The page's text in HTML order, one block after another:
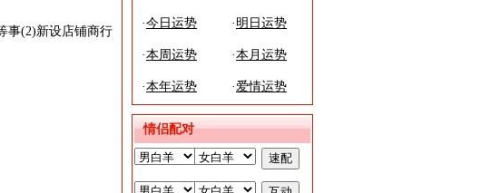
·今日运势 · 明日运势
·本周运势 ·本月运势
·本年运势 ·爱情运势
情侣配对
事(2)新设店铺商行